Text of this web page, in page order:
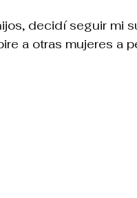
decidí seguir mi
a otras mujeres a